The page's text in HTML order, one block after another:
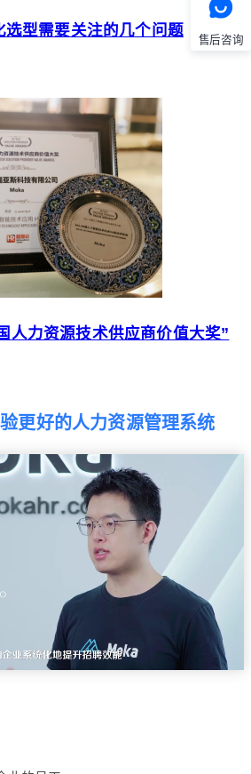
售后咨询
型需要关注的几个问题
人力资源技术供应商价值大奖”
更好的人力资源管理系统